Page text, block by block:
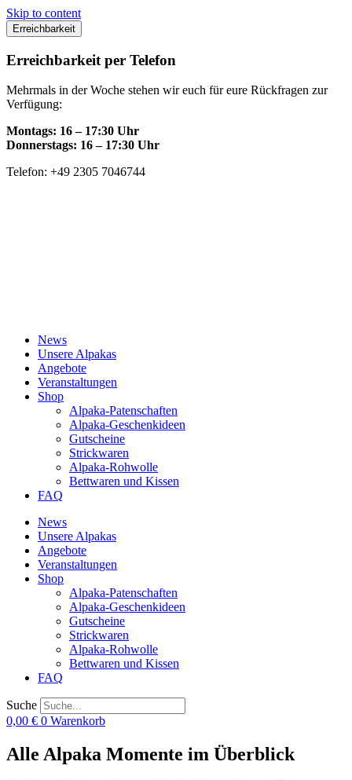
Skip to content
Erreichbarkeit
Erreichbarkeit per Telefon
Mehrmals in der Woche stehen wir euch für eure Rückfragen zur
Verfügung:
Montags: 16 – 17:30 Uhr
Donnerstags: 16 – 17:30 Uhr
Telefon: +49 2305 7046744
News
Unsere Alpakas
Angebote
Veranstaltungen
Shop
Alpaka-Patenschaften
Alpaka-Geschenkideen
Gutscheine
Strickwaren
Alpaka-Rohwolle
Bettwaren und Kissen
FAQ
News
Unsere Alpakas
Angebote
Veranstaltungen
Shop
Alpaka-Patenschaften
Alpaka-Geschenkideen
Gutscheine
Strickwaren
Alpaka-Rohwolle
Bettwaren und Kissen
FAQ
Suche
0,00 € 0 Warenkorb
Alle Alpaka Momente im Überblick